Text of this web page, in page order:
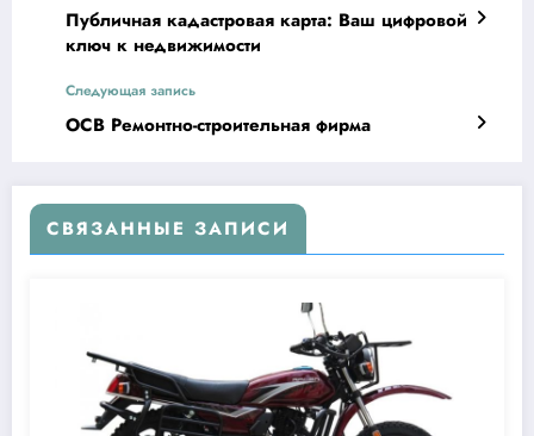
Публичная кадастровая карта: Ваш цифровой
ключ к недвижимости
Следующая запись
ОСВ Ремонтно-строительная фирма
СВЯЗАННЫЕ ЗАПИСИ